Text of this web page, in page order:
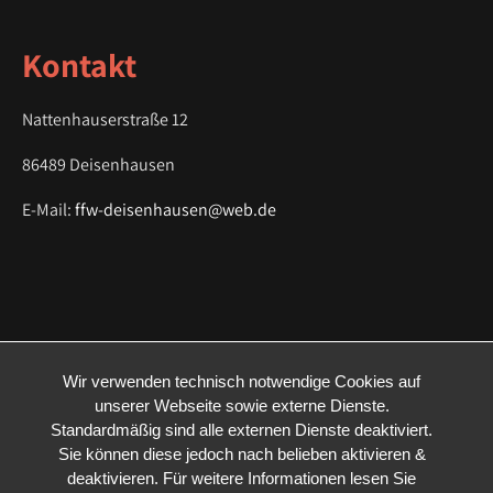
Kontakt
Nattenhauserstraße 12
86489 Deisenhausen
E-Mail:ffw-deisenhausen@web.de
Wir verwenden technisch notwendige Cookies auf
unserer Webseite sowie externe Dienste.
Standardmäßig sind alle externen Dienste deaktiviert.
Sie können diese jedoch nach belieben aktivieren &
deaktivieren. Für weitere Informationen lesen Sie